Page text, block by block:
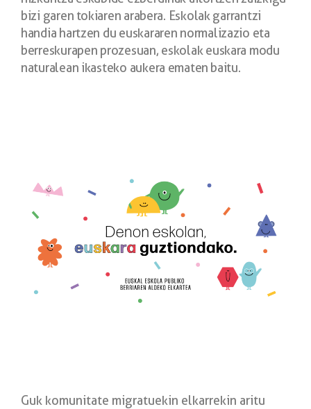
bizi garentokiaren arabera. Eskolak garrantzi
handia hartzen du euskararen normalizazio eta
berreskurapen prozesuan, eskolak euskara modu
naturalean ikasteko aukera ematen baitu.
Guk komunitate migratuekin elkarrekin aritu